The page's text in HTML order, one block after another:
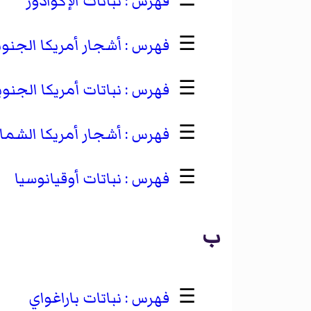
☰
أشجار أمريكا
☰
نباتات أمريكا
☰
أشجار أمريكا
☰
نباتات أوقيانوسيا
ب
☰
نباتات باراغواي